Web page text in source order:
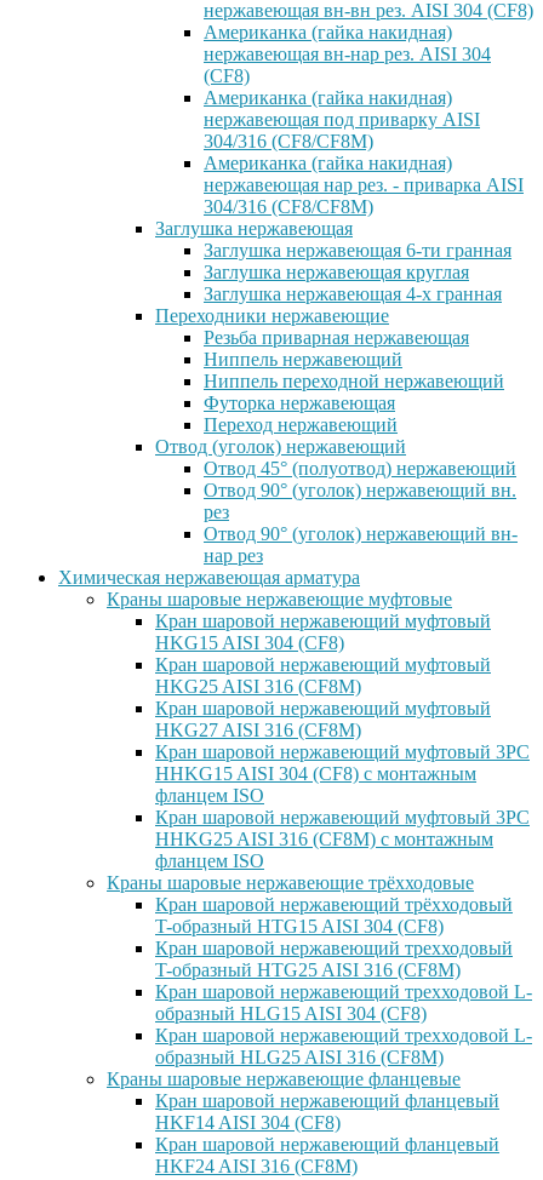
нержавеющая вн-вн рез. AISI 304 (CF8)
Американка (гайка накидная)
нержавеющая вн-нар рез. AISI 304
(CF8)
Американка (гайка накидная)
нержавеющая под приварку AISI
304/316 (CF8/CF8M)
Американка (гайка накидная)
нержавеющая нар рез. - приварка AISI
304/316 (CF8/CF8M)
Заглушка нержавеющая
Заглушка нержавеющая 6-ти гранная
Заглушка нержавеющая круглая
Заглушка нержавеющая 4-х гранная
Переходники нержавеющие
Резьба приварная нержавеющая
Ниппель нержавеющий
Ниппель переходной нержавеющий
Футорка нержавеющая
Переход нержавеющий
Отвод (уголок) нержавеющий
Отвод 45° (полуотвод) нержавеющий
Отвод 90° (уголок) нержавеющий вн.
рез
Отвод 90° (уголок) нержавеющий вн-
нар рез
Химическая нержавеющая арматура
Краны шаровые нержавеющие муфтовые
Кран шаровой нержавеющий муфтовый
HKG15 AISI 304 (CF8)
Кран шаровой нержавеющий муфтовый
HKG25 AISI 316 (CF8M)
Кран шаровой нержавеющий муфтовый
HKG27 AISI 316 (CF8M)
Кран шаровой нержавеющий муфтовый 3PC
HHKG15 AISI 304 (CF8) с монтажным
фланцем ISO
Кран шаровой нержавеющий муфтовый 3PC
HHKG25 AISI 316 (CF8M) с монтажным
фланцем ISO
Краны шаровые нержавеющие трёхходовые
Кран шаровой нержавеющий трёхходовый
T-образный HTG15 AISI 304 (CF8)
Кран шаровой нержавеющий трехходовый
T-образный HTG25 AISI 316 (CF8M)
Кран шаровой нержавеющий трехходовой L-
образный HLG15 AISI 304 (CF8)
Кран шаровой нержавеющий трехходовой L-
образный HLG25 AISI 316 (CF8M)
Краны шаровые нержавеющие фланцевые
Кран шаровой нержавеющий фланцевый
HKF14 AISI 304 (CF8)
Кран шаровой нержавеющий фланцевый
HKF24 AISI 316 (CF8M)